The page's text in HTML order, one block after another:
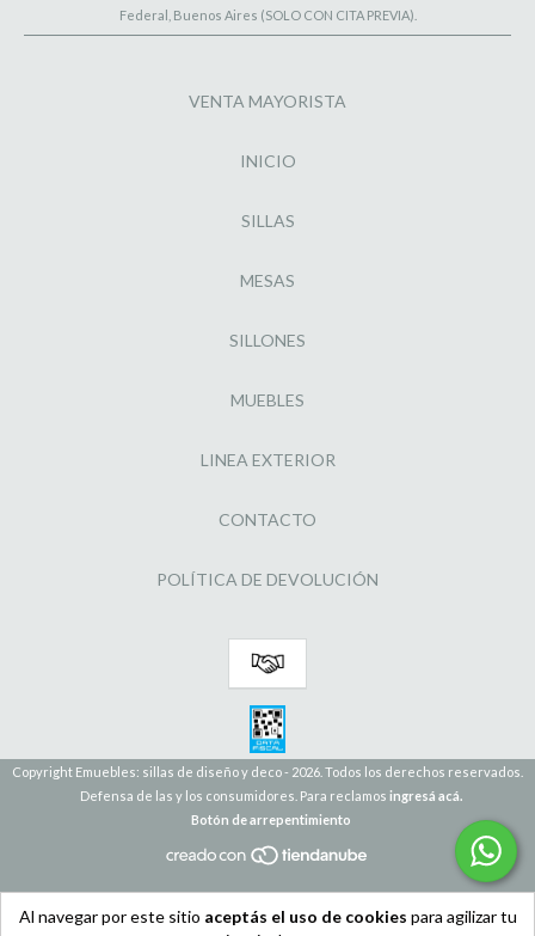
Al navegar por este sitio aceptás el uso de cookies para agilizar tu
Federal, Buenos Aires (SOLO CON CITA PREVIA).
VENTA MAYORISTA
INICIO
SILLAS
MESAS
SILLONES
MUEBLES
LINEA EXTERIOR
CONTACTO
POLÍTICA DE DEVOLUCIÓN
Copyright Emuebles: sillas de diseño y deco - 2026. Todos los derechos reservados.
Defensa de las y los consumidores. Para reclamos ingresá acá.
Botón de arrepentimiento